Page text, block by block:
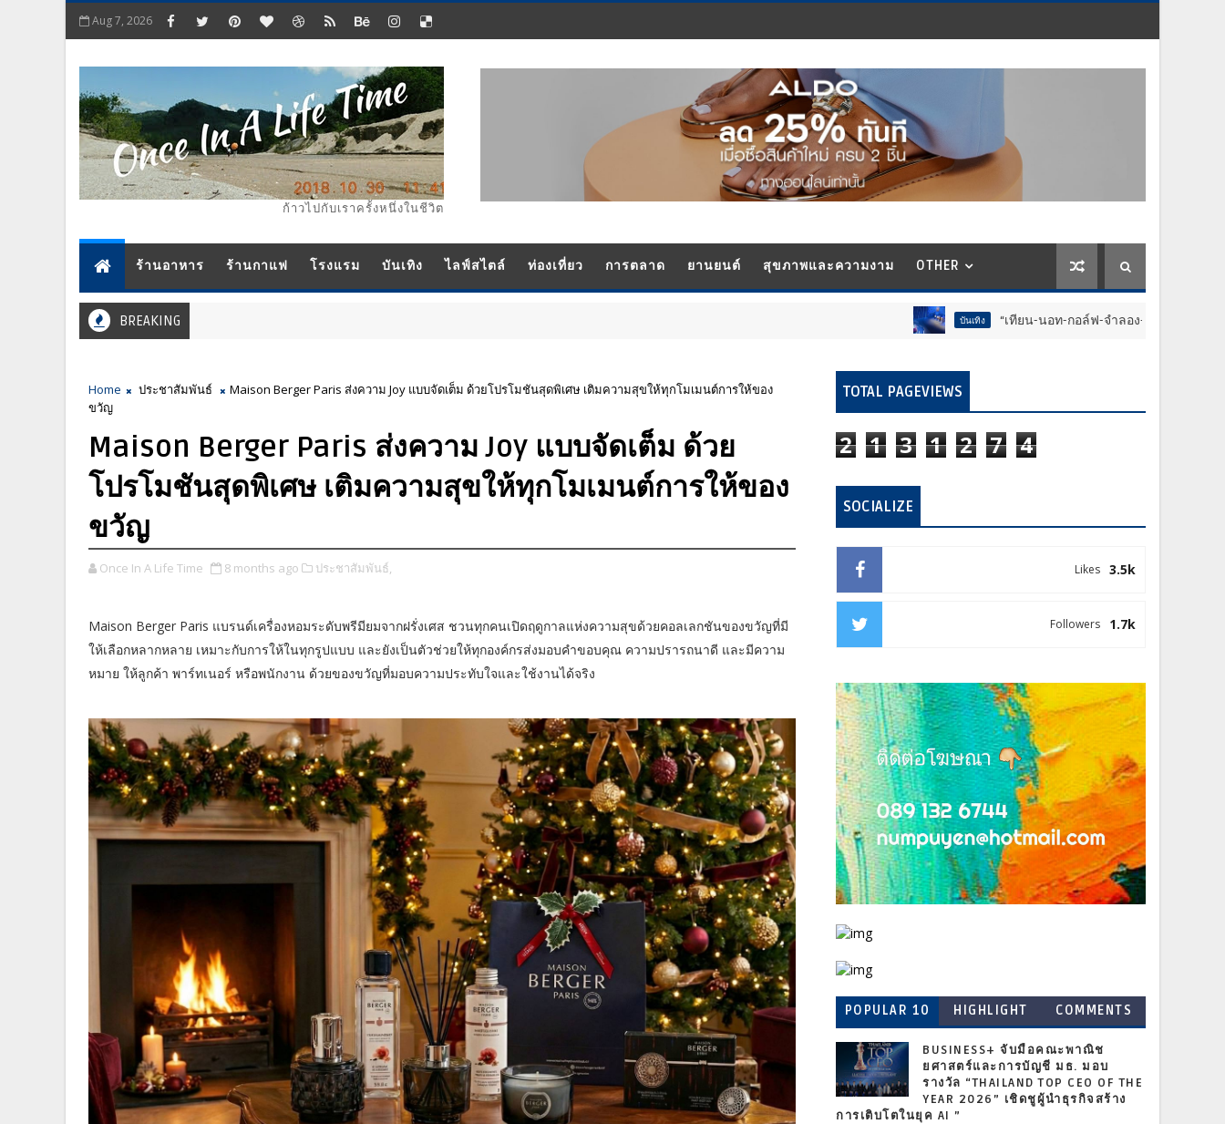
Aug 7, 2026
ก้าวไปกับเราครั้งหนึ่งในชีวิต
ร้านอาหาร ร้านกาแฟ โรงแรม บันเทิง ไลฟ์สไตล์ ท่องเที่ยว การตลาด ยานยนต์ สุขภาพและความงาม OTHER
BREAKING “เทียน-นอท-กอล์ฟ-จำลอง-โฟล์ค” ร้องจ๊าก!! อุปกรณ์ม่วนจ
Home ประชาสัมพันธ์
Maison Berger Paris ส่งความ Joy แบบจัดเต็ม ด้วยโปรโมชันสุดพิเศษ เติมความสุขให้ทุกโมเมนต์การให้ของ
ขวัญ
Maison Berger Paris ส่งความ Joy แบบจัดเต็ม ด้วย
โปรโมชันสุดพิเศษ เติมความสุขให้ทุกโมเมนต์การให้ของ
ขวัญ
Once In A Life Time 8 months ago ประชาสัมพันธ์,
Maison Berger Paris แบรนด์เครื่องหอมระดับพรีมียมจากฝรั่งเศส ชวนทุกคนเปิดฤดูกาลแห่งความสุขด้วยคอลเลกชันของขวัญที่มี
ให้เลือกหลากหลาย เหมาะกับการให้ในทุกรูปแบบ และยังเป็นตัวช่วยให้ทุกองค์กรส่งมอบคำขอบคุณ ความปรารถนาดี และมีความ
หมาย ให้ลูกค้า พาร์ทเนอร์ หรือพนักงาน ด้วยของขวัญที่มอบความประทับใจและใช้งานได้จริง
TOTAL PAGEVIEWS
2 1 3 1 2 7 4
SOCIALIZE
3.5k
Likes
1.7k
Followers
POPULAR 10 HIGHLIGHT COMMENTS
BUSINESS+ จับมือคณะพาณิช
ยศาสตร์และการบัญชี มธ. มอบ
รางวัล “THAILAND TOP CEO OF THE
YEAR 2026” เชิดชูผู้นำธุรกิจสร้าง
การเติบโตในยุค AI ”